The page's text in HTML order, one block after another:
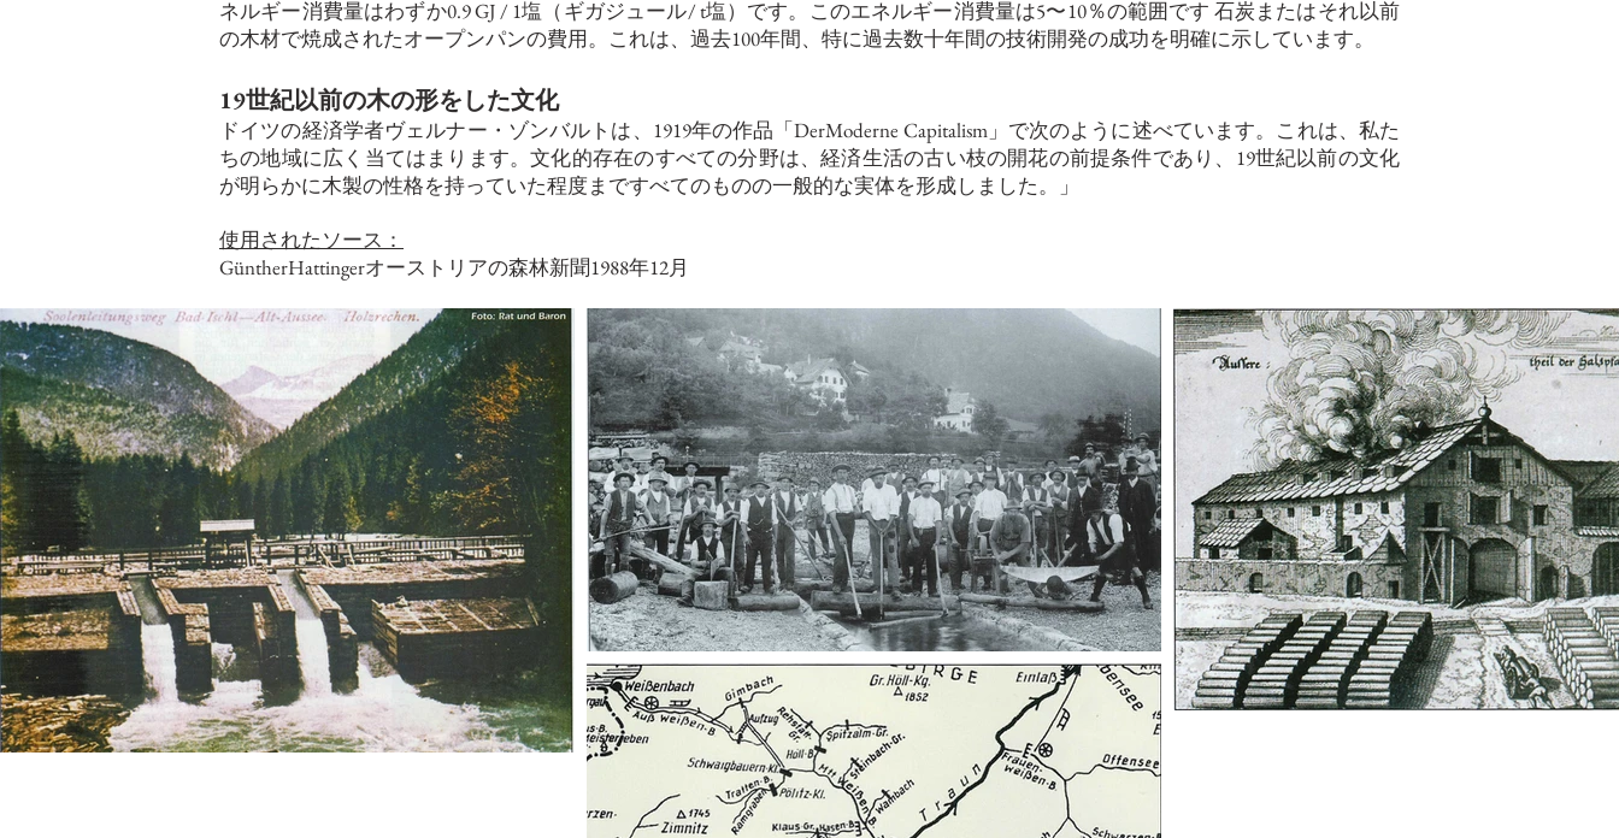
ネルギー消費量はわずか0.9 GJ / 1塩（ギガジュール/ t塩）です。このエネルギー消費量は5〜10％の範囲です 石炭またはそれ以前
の木材で焼成されたオープンパンの費用。これは、過去100年間、特に過去数十年間の技術開発の成功を明確に示しています。
19世紀以前の木の形をした文化
ドイツの経済学者ヴェルナー・ゾンバルトは、1919年の作品「DerModerne Capitalism」で次のように述べています。これは、私た
ちの地域に広く当てはまります。文化的存在のすべての分野は、経済生活の古い枝の開花の前提条件であり、19世紀以前の文化
が明らかに木製の性格を持っていた程度まですべてのものの一般的な実体を形成しました。」
使用されたソース：
GüntherHattingerオーストリアの森林新聞1988年12月